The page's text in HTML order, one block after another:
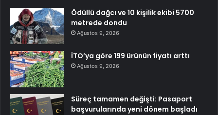
Ödüllü dağcı ve 10 kişilik ekibi 5700
metrede dondu
Ağustos 9, 2026
İTO’ya göre 199 ürünün fiyatı arttı
Ağustos 9, 2026
Süreç tamamen değişti: Pasaport
başvurularında yeni dönem başladı